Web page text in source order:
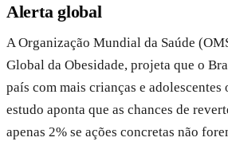
Alerta global
A Organização Mundial da Saúde
Global da Obesidade, projeta que o
país com mais crianças e adolescentes
estudo aponta que as chances de
apenas 2% se ações concretas não